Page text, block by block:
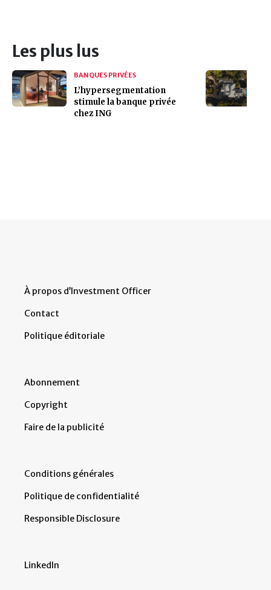
Les plus lus
BANQUES PRIVÉES
L’hypersegmentation
stimule la banque privée
chez ING
À propos d’Investment Officer
Contact
Politique éditoriale
Abonnement
Copyright
Faire de la publicité
Conditions générales
Politique de confidentialité
Responsible Disclosure
LinkedIn